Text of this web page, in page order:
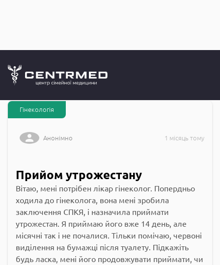
CENTRMED: Задай питання лікарю онлайн
Гінекологія
Анонімно 1 місяць тому
Прийом утрожестану
Вітаю, мені потрібен лікар гінеколог. Попердньо
ходила до гінеколога, вона мені зробила
заключення СПКЯ, і назначила приймати
утрожестан. Я приймаю його вже 14 день, але
місячні так і не почалися. Тільки помічаю, червоні
виділення на бумажці після туалету. Підкажіть
будь ласка, мені його продовжувати приймати, чи